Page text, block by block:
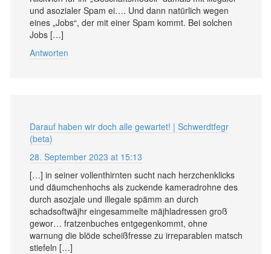
und asozialer Spam ei…. Und dann natürlich wegen
eines „Jobs“, der mit einer Spam kommt. Bei solchen
Jobs […]
Antworten
Darauf haben wir doch alle gewartet! | Schwerdtfegr
(beta)
28. September 2023 at 15:13
[…] in seiner vollenthirnten sucht nach herzchenklicks
und däumchenhochs als zuckende kameradrohne des
durch asozjale und illegale spämm an durch
schadsoftwäjhr eingesammelte mäjhladressen groß
gewor… fratzenbuches entgegenkommt, ohne
warnung die blöde scheißfresse zu irreparablen matsch
stiefeln […]